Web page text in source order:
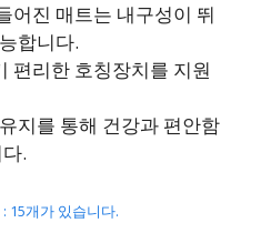
어진 매트는 내구성이 뛰
합니다.
편리한 호칭장치를 지원
지를 통해 건강과 편안함
.
15개가 있습니다.